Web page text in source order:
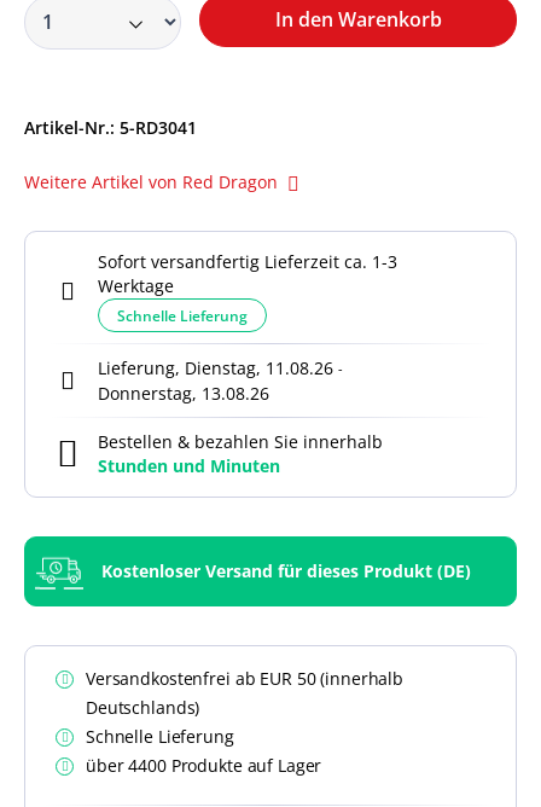
In den Warenkorb
Artikel-Nr.: 5-RD3041
Weitere Artikel von Red Dragon
Sofort versandfertig Lieferzeit ca. 1-3
Werktage
Schnelle Lieferung
Lieferung, Dienstag, 11.08.26 -
Donnerstag, 13.08.26
Bestellen & bezahlen Sie innerhalb
Stunden und Minuten
Kostenloser Versand für dieses Produkt (DE)
Versandkostenfrei ab EUR 50 (innerhalb
Deutschlands)
Schnelle Lieferung
über 4400 Produkte auf Lager